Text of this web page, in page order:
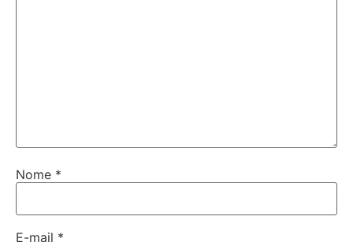
Nome *
E-mail *